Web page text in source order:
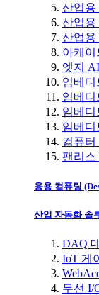
산업용
산업용
산업용
아케이
엣지
임베디
임베디
임베디
임베디
컴퓨터
팬리스
응용 컴퓨팅
산업 자동화 솔
DAQ
IoT 게
무선 I/